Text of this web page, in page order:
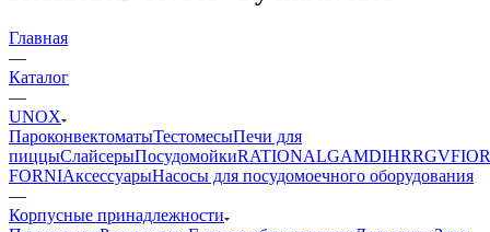
Главная
—
Каталог
—
UNOX
ПароконвектоматыТестомесыПечи для
пиццыСлайсерыПосудомойкиRATIONALGAMDIHRRGV
FORNIАксессуарыНасосы для посудомоечного оборудования
—
Корпусные принадлежности